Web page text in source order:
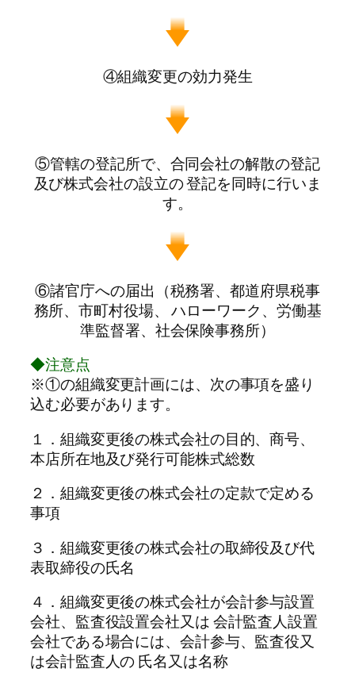
④組織変更の効力発生
⑤管轄の登記所で、合同会社の解散の登記
及び株式会社の設立の 登記を同時に行いま
す。
⑥諸官庁への届出（税務署、都道府県税事
務所、市町村役場、 ハローワーク、労働基
準監督署、社会保険事務所）
◆注意点
※①の組織変更計画には、次の事項を盛り
込む必要があります。
１．組織変更後の株式会社の目的、商号、
本店所在地及び発行可能株式総数
２．組織変更後の株式会社の定款で定める
事項
３．組織変更後の株式会社の取締役及び代
表取締役の氏名
４．組織変更後の株式会社が会計参与設置
会社、監査役設置会社又は 会計監査人設置
会社である場合には、会計参与、監査役又
は会計監査人の 氏名又は名称